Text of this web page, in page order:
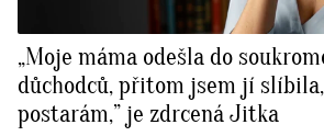
„Moje máma odešla do
důchodců, přitom jsem jí slíbila,
postarám,” je zdrcená Jitka